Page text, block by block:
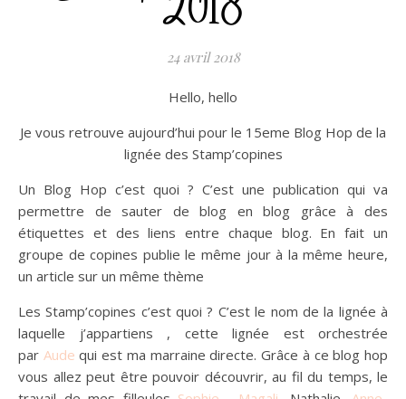
24 avril 2018
Hello, hello
Je vous retrouve aujourd’hui pour le 15eme Blog Hop de la
lignée des Stamp’copines
Un Blog Hop c’est quoi ? C’est une publication qui va
permettre de sauter de blog en blog grâce à des
étiquettes et des liens entre chaque blog. En fait un
groupe de copines publie le même jour à la même heure,
un article sur un même thème
Les Stamp’copines c’est quoi ? C’est le nom de la lignée à
laquelle j’appartiens , cette lignée est orchestrée
par Aude qui est ma marraine directe. Grâce à ce blog hop
vous allez peut être pouvoir découvrir, au fil du temps, le